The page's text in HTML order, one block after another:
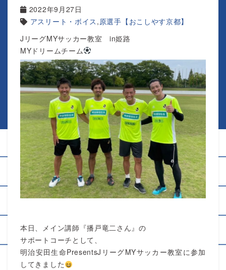
2022年9月27日
アスリート・ボイス ,原選手【おこしやす京都】
JリーグMYサッカー教室 in姫路
MYドリームチーム
本日、メイン講師『播戸竜二さん』の
サポートコーチとして、
明治安田生命PresentsJリーグMYサッカー教室に参加
してきました